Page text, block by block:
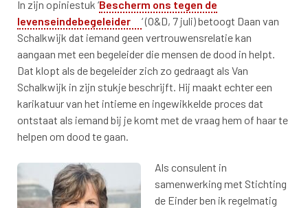
In zijn opiniestuk ‘Bescherm ons tegen de
levenseindebegeleider
(PDF opent in een nieuw venster)
‘ (O&D, 7 juli) betoogt Daan van
Schalkwijk dat iemand geen vertrouwensrelatie kan
aangaan met een begeleider die mensen de dood in helpt.
Dat klopt als de begeleider zich zo gedraagt als Van
Schalkwijk in zijn stukje beschrijft. Hij maakt echter een
karikatuur van het intieme en ingewikkelde proces dat
ontstaat als iemand bij je komt met de vraag hem of haar te
helpen om dood te gaan.
Als consulent in
samenwerking met Stichting
de Einder ben ik regelmatig